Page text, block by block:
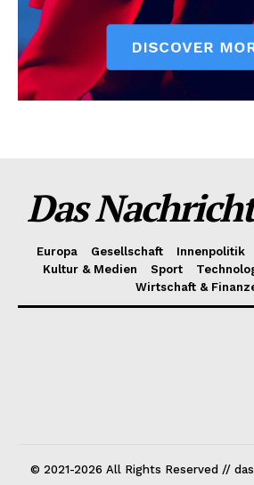
Das
Europa Gesellschaft Innenpolitik
Kultur & Medien
Sport
Wirtschaft &
© 2021-2026 All Rights Reserved //